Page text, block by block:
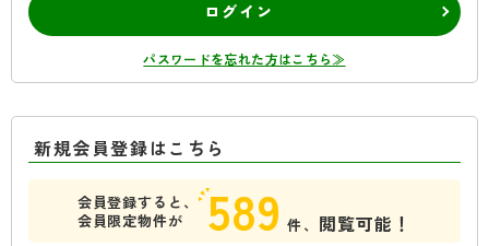
ログイン
パスワードを忘れた方はこちら≫
新規会員登録はこちら
会員登録すると、
会員限定物件が
589 件、 閲覧可能！